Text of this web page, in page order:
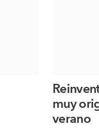
muy
verano